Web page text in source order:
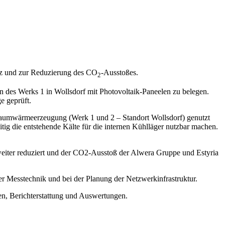
und zur Reduzierung des CO2-Ausstoßes.
Werks 1 in Wollsdorf mit Photovoltaik-Paneelen zu belegen.
geprüft.
(Werk 1 und 2 – Standort Wollsdorf) genutzt
die entstehende Kälte für die internen Kühlläger nutzbar machen.
reduziert und der CO2-Ausstoß der Alwera Gruppe und Estyria
Messtechnik und bei der Planung der Netzwerkinfrastruktur.
Berichterstattung und Auswertungen.